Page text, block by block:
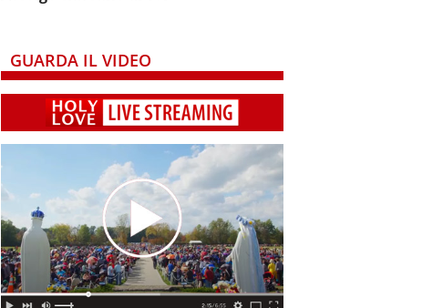
GUARDA IL VIDEO